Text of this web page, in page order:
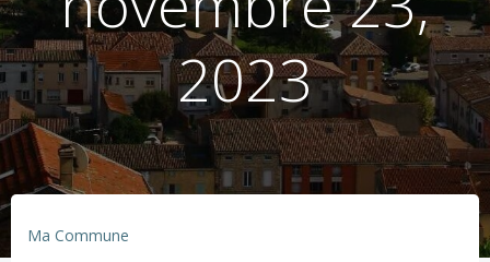
2023
Ma Commune